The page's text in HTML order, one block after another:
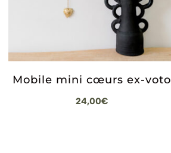
Mobile mini cœurs ex-voto
24,00€